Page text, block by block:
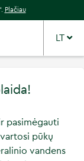
Plačiau
LT
pasimėgauti
pūkų
vandens